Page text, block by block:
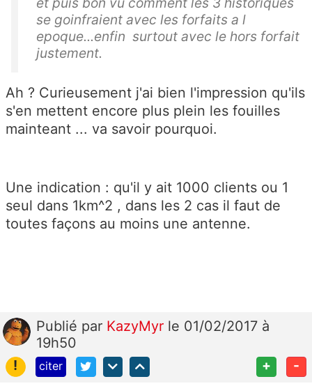
se goinfraient avec les forfaits a l
epoque...enfin surtout avec le hors forfait
justement.
Ah ? Curieusement j'ai bien l'impression qu'ils
s'en mettent encore plus plein les fouilles
mainteant ... va savoir pourquoi.
Une indication : qu'il y ait 1000 clients ou 1
seul dans 1km^2 , dans les 2 cas il faut de
toutes façons au moins une antenne.
Publié par KazyMyr le 01/02/2017 à
19h50
!
citer + -